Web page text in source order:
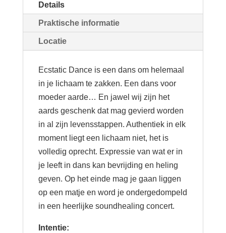
Sound
02/07/2023
Details
Praktische informatie
Locatie
Ecstatic Dance is een dans om helemaal
in je lichaam te zakken. Een dans voor
moeder aarde… En jawel wij zijn het
aards geschenk dat mag gevierd worden
in al zijn levensstappen. Authentiek in elk
moment liegt een lichaam niet, het is
volledig oprecht. Expressie van wat er in
je leeft in dans kan bevrijding en heling
geven. Op het einde mag je gaan liggen
op een matje en word je ondergedompeld
in een heerlijke soundhealing concert.
Intentie: